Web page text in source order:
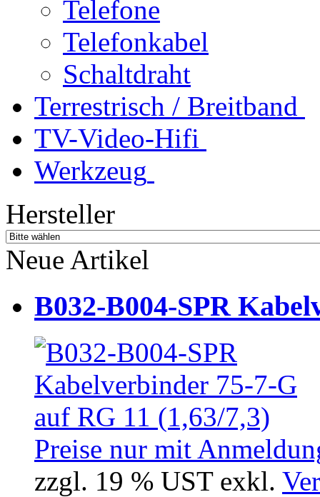
Telefone
Telefonkabel
Schaltdraht
Terrestrisch / Breitband
TV-Video-Hifi
Werkzeug
Hersteller
Neue Artikel
B032-B004-SPR
Preise nur mit
zzgl. 19 % UST exkl.